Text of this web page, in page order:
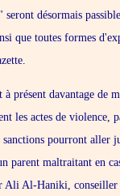
seront désormais
que toutes formes
présent davantage de
les actes de violence,
pourront aller
parent maltraitant en
Ali Al-Haniki, conseiller